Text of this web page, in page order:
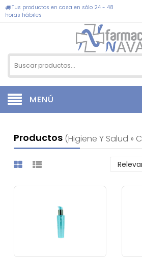
Tus productos en casa en sólo 24 - 48
horas hábiles
MENÚ
Productos (higiene Y Salud »